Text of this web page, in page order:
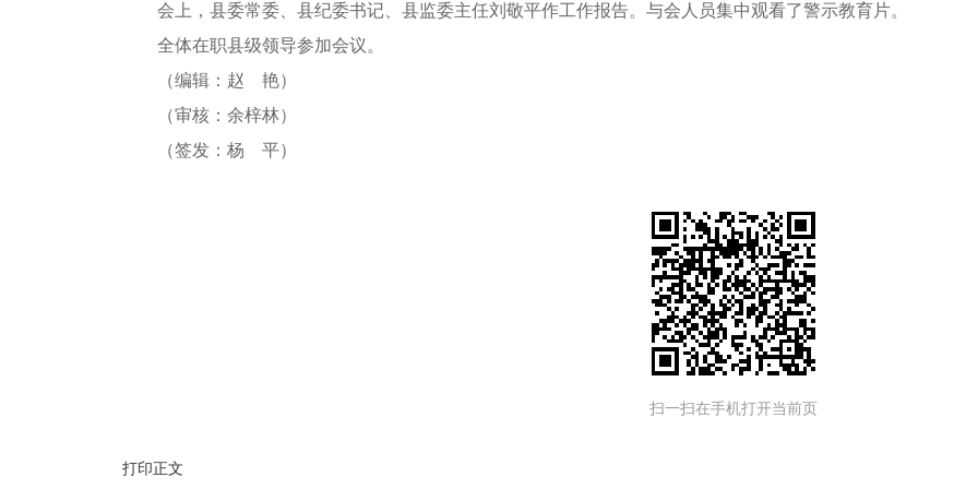
会上，县委常委、县纪委书记、县监委主任刘敬平作工作报告。与会人员集中观看了警示教育片。
全体在职县级领导参加会议。
（编辑：赵 艳）
（审核：余梓林）
（签发：杨 平）
扫一扫在手机打开当前页
打印正文